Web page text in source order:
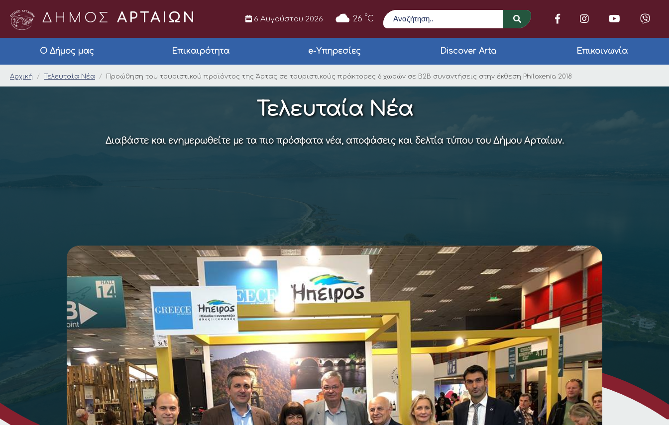
ΔΗΜΟΣ ΑΡΤΑΙΩΝ 6 Αυγούστου 2026 26 °C
Αναζήτηση
Ο Δήμος μας Επικαιρότητα e-Υπηρεσίες Discover Arta Επικοινωνία
Προώθηση του τουριστικού προϊόντος της Άρτας σε
Αρχική Τελευταία Νέα Προώθηση του τουριστικού προϊόντος της Άρτας σε τουριστικούς πράκτορες 6 χωρών σε Β2Β συναντήσεις στην έκθεση Philoxenia 2018
Τελευταία Νέα
Διαβάστε και ενημερωθείτε με τα πιο πρόσφατα νέα, αποφάσεις και δελτία τύπου του Δήμου Αρταίων.